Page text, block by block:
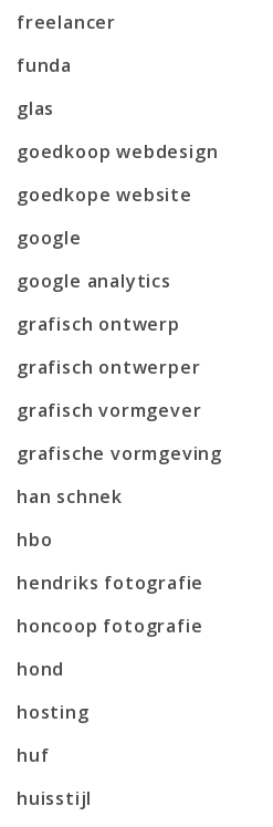
freelancer
funda
glas
goedkoop webdesign
goedkope website
google
google analytics
grafisch ontwerp
grafisch ontwerper
grafisch vormgever
grafische vormgeving
han schnek
hbo
hendriks fotografie
honcoop fotografie
hond
hosting
huf
huisstijl